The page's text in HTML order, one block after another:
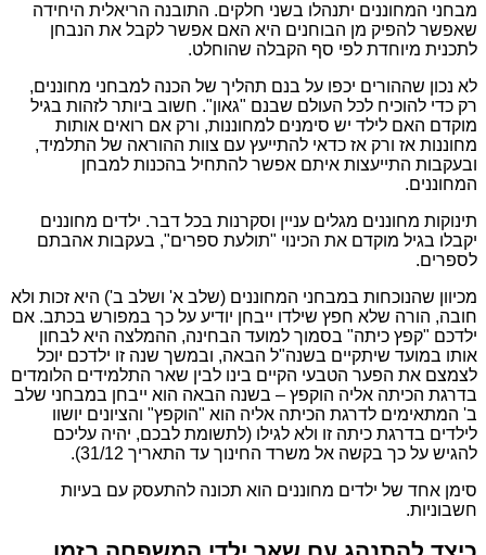
מבחני המחוננים יתנהלו בשני חלקים. התובנה הריאלית היחידה
שאפשר להפיק מן הבוחנים היא האם אפשר לקבל את הנבחן
לתכנית מיוחדת לפי סף הקבלה שהוחלט.
לא נכון שההורים יכפו על בנם תהליך של הכנה למבחני מחוננים,
רק כדי להוכיח לכל העולם שבנם "גאון". חשוב ביותר לזהות בגיל
מוקדם האם לילד יש סימנים למחוננות, ורק אם רואים אותות
מחוננות אז ורק אז כדאי להתייעץ עם צוות ההוראה של התלמיד,
ובעקבות התייעצות איתם אפשר להתחיל בהכנות למבחן
המחוננים.
תינוקות מחוננים מגלים עניין וסקרנות בכל דבר. ילדים מחוננים
יקבלו בגיל מוקדם את הכינוי "תולעת ספרים", בעקבות אהבתם
לספרים.
מכיוון שהנוכחות במבחני המחוננים (שלב א' ושלב ב') היא זכות ולא
חובה, הורה שלא חפץ שילדו ייבחן יודיע על כך במפורש בכתב. אם
ילדכם "קפץ כיתה" בסמוך למועד הבחינה, ההמלצה היא לבחון
אותו במועד שיתקיים בשנה"ל הבאה, ובמשך שנה זו ילדכם יוכל
לצמצם את הפער הטבעי הקיים בינו לבין שאר התלמידים הלומדים
בדרגת הכיתה אליה הוקפץ – בשנה הבאה הוא ייבחן במבחני שלב
ב' המתאימים לדרגת הכיתה אליה הוא "הוקפץ" והציונים יושוו
לילדים בדרגת כיתה זו ולא לגילו (לתשומת לבכם, יהיה עליכם
להגיש על כך בקשה אל משרד החינוך עד התאריך 31/12).
סימן אחד של ילדים מחוננים הוא תכונה להתעסק עם בעיות
חשבוניות.